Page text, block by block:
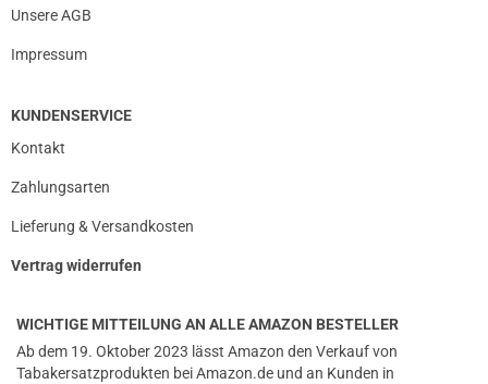
Unsere AGB
Impressum
KUNDENSERVICE
Kontakt
Zahlungsarten
Lieferung & Versandkosten
Vertrag widerrufen
WICHTIGE MITTEILUNG AN ALLE AMAZON BESTELLER
Ab dem 19. Oktober 2023 lässt Amazon den Verkauf von
Tabakersatzprodukten bei Amazon.de und an Kunden in